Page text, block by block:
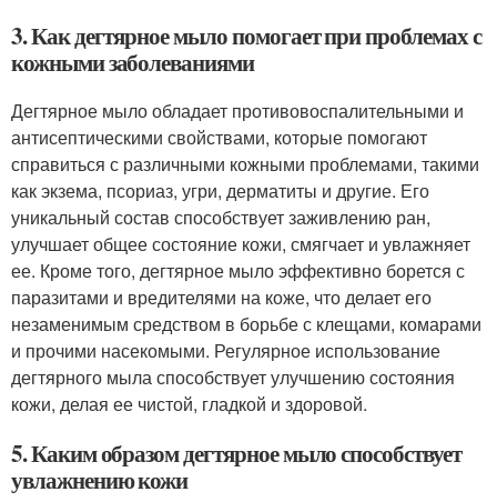
3. Как дегтярное мыло помогает при проблемах с
кожными заболеваниями
Дегтярное мыло обладает противовоспалительными и
антисептическими свойствами, которые помогают
справиться с различными кожными проблемами, такими
как экзема, псориаз, угри, дерматиты и другие. Его
уникальный состав способствует заживлению ран,
улучшает общее состояние кожи, смягчает и увлажняет
ее. Кроме того, дегтярное мыло эффективно борется с
паразитами и вредителями на коже, что делает его
незаменимым средством в борьбе с клещами, комарами
и прочими насекомыми. Регулярное использование
дегтярного мыла способствует улучшению состояния
кожи, делая ее чистой, гладкой и здоровой.
5. Каким образом дегтярное мыло способствует
увлажнению кожи